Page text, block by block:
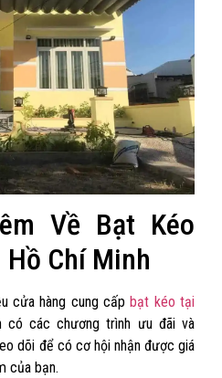
Về Bạt Kéo
Hồ Chí Minh
cửa hàng cung cấp bạt kéo tại
có các chương trình ưu đãi và
dõi để có cơ hội nhận được giá
của bạn.